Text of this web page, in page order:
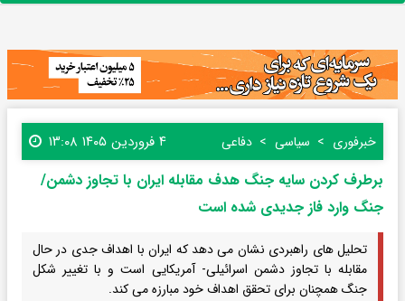
خبرفوری سیاسی دفاعی ۴ فروردین ۱۴۰۵ ۱۳:۰۸
برطرف کردن سایه جنگ هدف مقابله ایران با تجاوز دشمن/
جنگ وارد فاز جدیدی شده است
تحلیل های راهبردی نشان می دهد که ایران با اهداف جدی در حال
مقابله با تجاوز دشمن اسرائیلی- آمریکایی است و با تغییر شکل
جنگ همچنان برای تحقق اهداف خود مبارزه می کند.